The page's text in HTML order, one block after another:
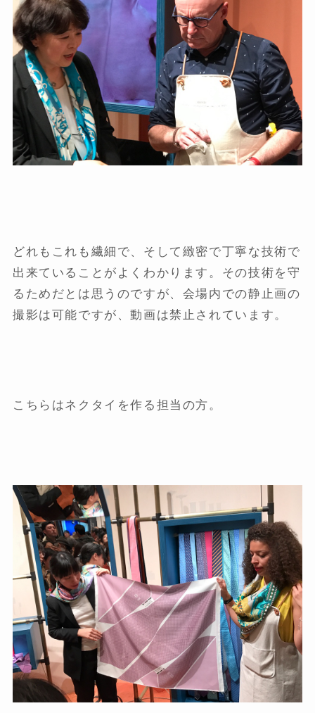
どれもこれも繊細で、そして緻密で丁寧な技術で
出来ていることがよくわかります。その技術を守
るためだとは思うのですが、会場内での静止画の
撮影は可能ですが、動画は禁止されています。
こちらはネクタイを作る担当の方。